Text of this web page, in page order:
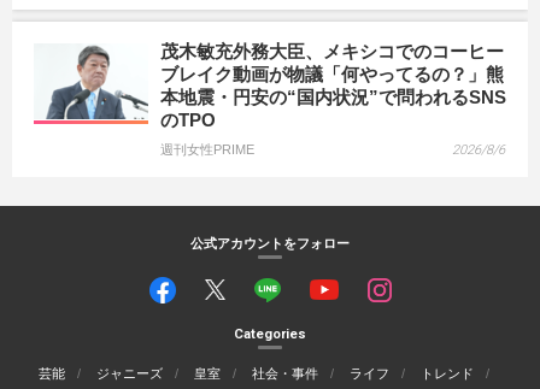
茂木敏充外務大臣、メキシコでのコーヒー
ブレイク動画が物議「何やってるの？」熊
本地震・円安の“国内状況”で問われるSNS
のTPO
週刊女性PRIME 2026/8/6
公式アカウントをフォロー
Categories
芸能 ジャニーズ 皇室 社会・事件 ライフ
トレンド